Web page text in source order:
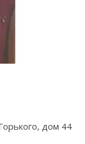
дом 44